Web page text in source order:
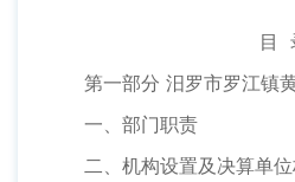
目
第一部分 汨罗市罗江镇
一、部门职责
二、机构设置及决算单位